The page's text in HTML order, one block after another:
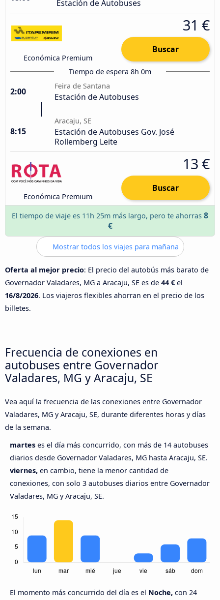
Estación de Autobuses
Económica Premium
31 €
Buscar
Tiempo de espera 8h 0m
2:00
Feira de Santana
Estación de Autobuses
8:15
Aracaju, SE
Estación de Autobuses Gov. José
Rollemberg Leite
Económica Premium
13 €
Buscar
El tiempo de viaje es 11h 25m más largo, pero te ahorras 8
€
Mostrar todos los viajes para mañana
Oferta al mejor precio: El precio del autobús más barato de
Governador Valadares, MG a Aracaju, SE es de 44 € el
16/8/2026. Los viajeros flexibles ahorran en el precio de los
billetes.
Frecuencia de conexiones en
autobuses entre Governador
Valadares, MG y Aracaju, SE
Vea aquí la frecuencia de las conexiones entre Governador
Valadares, MG y Aracaju, SE, durante diferentes horas y días
de la semana.
martes es el día más concurrido, con más de 14 autobuses
diarios desde Governador Valadares, MG hasta Aracaju, SE.
viernes, en cambio, tiene la menor cantidad de
conexiones, con solo 3 autobuses diarios entre Governador
Valadares, MG y Aracaju, SE.
El momento más concurrido del día es el Noche, con 24